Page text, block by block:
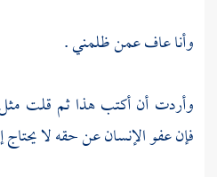
وأنا عاف عمن ظلمني .
وأردت أن أكتب هذا ثم قلت مثل
فإن عفو الإنسان عن حقه لا يحتاج